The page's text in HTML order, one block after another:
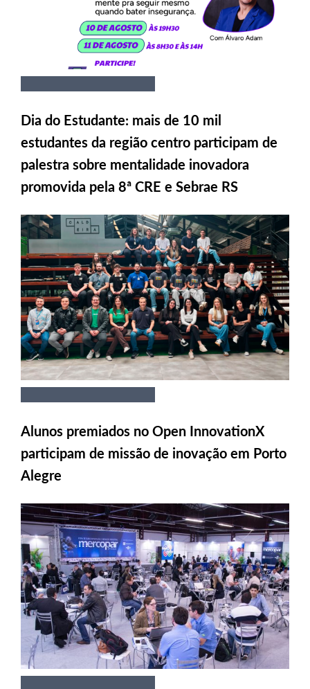
Dia do Estudante: mais de 10 mil
estudantes da região centro participam de
palestra sobre mentalidade inovadora
promovida pela 8ª CRE e Sebrae RS
Alunos premiados no Open InnovationX
participam de missão de inovação em Porto
Alegre